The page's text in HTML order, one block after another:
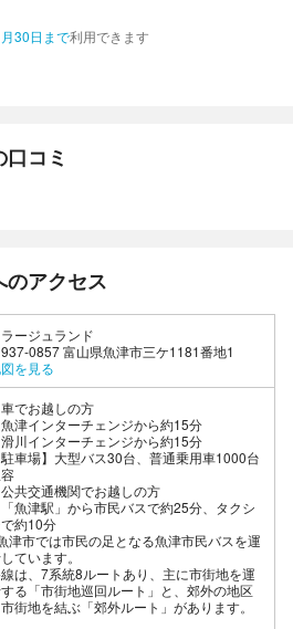
30日まで利用できます
コミ
のアクセス
ラージュランド
0857 富山県魚津市三ケ1181番地1
を見る
車でお越しの方
魚津インターチェンジから約15分
滑川インターチェンジから約15分
駐車場】大型バス30台、普通乗用車1000台
公共交通機関でお越しの方
「魚津駅」から市民バスで約25分、タクシ
約10分
津市では市民の足となる魚津市民バスを運
ています。
は、7系統8ルートあり、主に市街地を運
る「市街地巡回ルート」と、郊外の地区
街地を結ぶ「郊外ルート」があります。